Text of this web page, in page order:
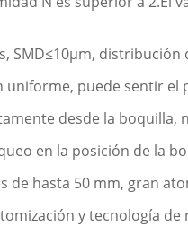
SMD≤10μm,
puede sentir
desde la
en la posición de la
de hasta 50 mm, gran
y tecnología